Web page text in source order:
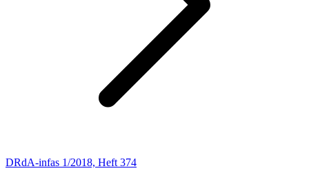
DRdA-infas 1/2018, Heft 374